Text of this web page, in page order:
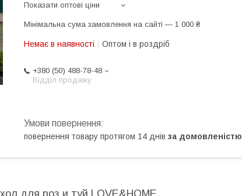
Показати оптові ціни
Мінімальна сума замовлення на сайті — 1 000 ₴
Немає в наявності Оптом і в роздріб
+380 (50) 488-78-48
Відділ продажу
повернення товару протягом 14 днів за домовленістю